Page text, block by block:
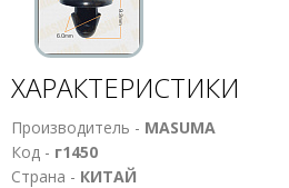
ХАРАКТЕРИСТИКИ
Производитель - MASUMA
Код - г1450
Страна - КИТАЙ